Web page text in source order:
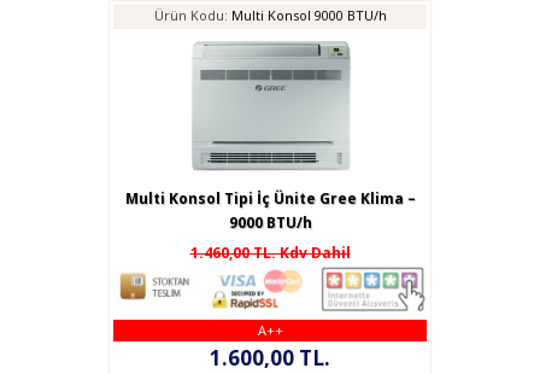
Ürün Kodu: Multi Konsol 9000 BTU/h
Multi Konsol Tipi İç Ünite Gree Klima –
9000 BTU/h
1.460,00 TL. Kdv Dahil
A++
1.600,00 TL.